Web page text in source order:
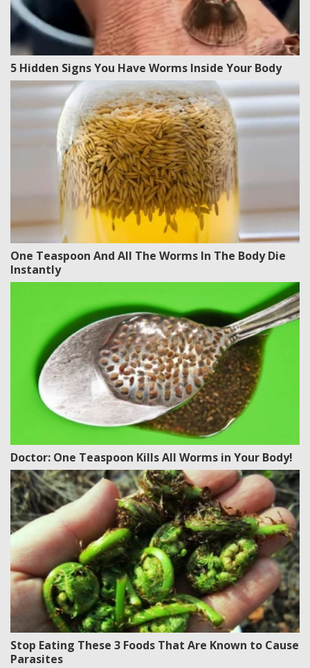
5 Hidden Signs You Have Worms Inside Your Body
One Teaspoon And All The Worms In The Body Die
Instantly
Doctor: One Teaspoon Kills All Worms in Your Body!
Stop Eating These 3 Foods That Are Known to Cause
Parasites